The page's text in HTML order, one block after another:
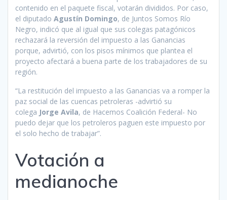
contenido en el paquete fiscal, votarán divididos. Por caso,
el diputado Agustín Domingo, de Juntos Somos Río
Negro, indicó que al igual que sus colegas patagónicos
rechazará la reversión del impuesto a las Ganancias
porque, advirtió, con los pisos mínimos que plantea el
proyecto afectará a buena parte de los trabajadores de su
región.
“La restitución del impuesto a las Ganancias va a romper la
paz social de las cuencas petroleras -advirtió su
colega Jorge Avila, de Hacemos Coalición Federal- No
puedo dejar que los petroleros paguen este impuesto por
el solo hecho de trabajar”.
Votación a
medianoche